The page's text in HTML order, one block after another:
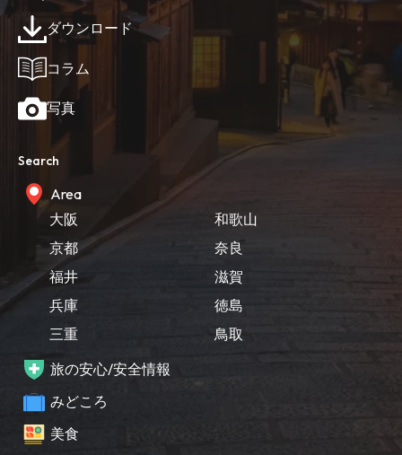
ダウンロード
コラム
写真
Search
Area
大阪
京都
福井
兵庫
三重
和歌山
奈良
滋賀
徳島
鳥取
旅の安心/安全情報
みどころ
美食